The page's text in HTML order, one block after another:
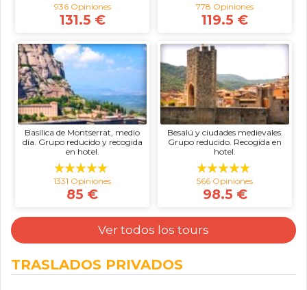
936 Opiniones
131.5 €
778 Opiniones
119.5 €
Basílica de Montserrat, medio
día. Grupo reducido y recogida
en hotel.
1331 Opiniones
85 €
Besalú y ciudades medievales.
Grupo reducido. Recogida en
hotel.
566 Opiniones
98.5 €
Ver todos los tours
TRASLADOS PRIVADOS